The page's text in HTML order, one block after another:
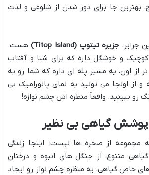
بهترین جا برای دور شدن از شلوغی و لذت
جزایر، جزیره تیتوپ (Titop Island)
هست.
و خوشگل داره که برای شنا و آفتاب
از اون، یه مسیر پله ای داره که شما رو به
و از اونجا می تونید یه نمای پانورامیک بی
رو ببینید. واقعاً منظره اش چشم نوازه!
گیاهی بی نظیر
مجموعه از صخره ها نیست؛ اینجا زندگی
متنوع، از جنگل های انبوه و درختان
خاص گیاهی، یه منظره چشم نواز رو ایجاد